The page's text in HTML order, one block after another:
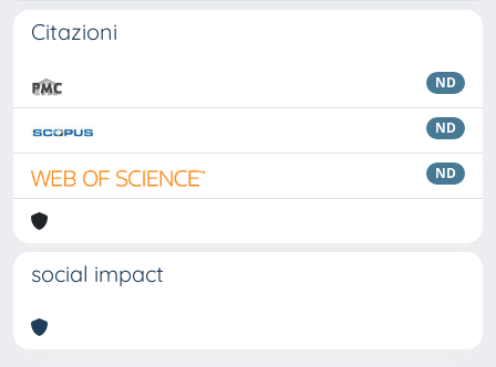
Citazioni
ND
ND
ND
social impact